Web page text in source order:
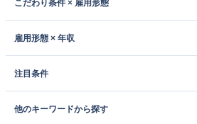
こだわり条件 × 雇用形態
雇用形態 × 年収
注目条件
他のキーワードから探す